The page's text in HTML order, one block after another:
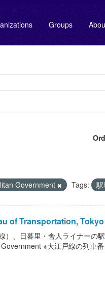
Groups
Government
Tags:
of Transportation,
、日暮里・舎人ライナーの
※大江戸線の列車